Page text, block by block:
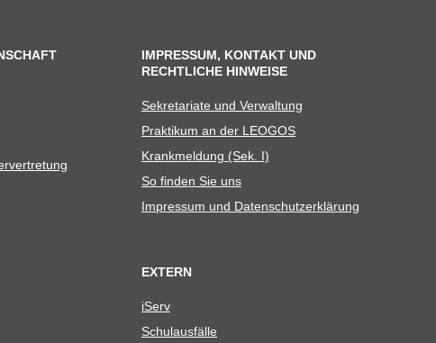
IMPRESSUM, KONTAKT UND
RECHTLICHE HINWEISE
Sekre­ta­riate und Verwaltung
Prak­ti­kum an der LEOGOS
Krank­mel­dung (Sek. I)
So fin­den Sie uns
Impres­sum und Datenschutzerklärung
EXTERN
iServ
Schul­aus­fälle